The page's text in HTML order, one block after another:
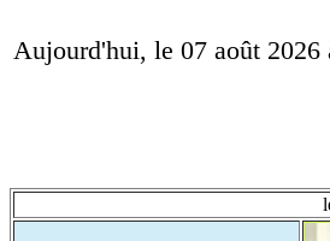
Aujourd'hui, le 07 août 2026